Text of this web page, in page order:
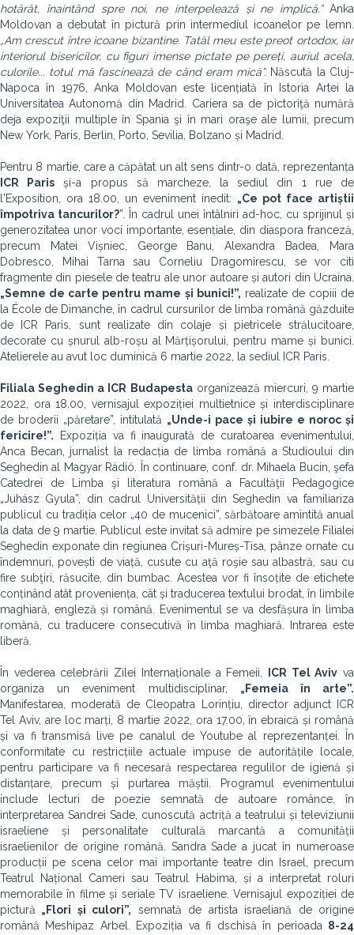
hotărât, înaintând spre noi, ne interpelează și ne implică.”Anka
Moldovan a debutat în pictură prin intermediul icoanelor pe lemn.
„Am crescut între icoane bizantine. Tatăl meu este preot ortodox, iar
interiorul bisericilor, cu figuri imense pictate pe pereți, auriul acela,
culorile... totul mă fascinează de când eram mică”. Născută la Cluj-
Napoca în 1976, Anka Moldovan este licențiată în Istoria Artei la
Universitatea Autonomă din Madrid. Cariera sa de pictoriţă numără
deja expoziţii multiple în Spania şi în mari oraşe ale lumii, precum
New York, Paris, Berlin, Porto, Sevilia, Bolzano și Madrid.
Pentru 8 martie, care a căpătat un alt sens dintr-o dată, reprezentanța
ICR Paris și-a propus să marcheze, la sediul din 1 rue de
l'Exposition, ora 18.00, un eveniment inedit: „Ce pot face artiștii
împotriva tancurilor?”. În cadrul unei întâlniri ad-hoc, cu sprijinul și
generozitatea unor voci importante, esențiale, din diaspora franceză,
precum Matei Vișniec, George Banu, Alexandra Badea, Mara
Dobresco, Mihai Tarna sau Corneliu Dragomirescu, se vor citi
fragmente din piesele de teatru ale unor autoare și autori din Ucraina.
„Semne de carte pentru mame și bunici!”, realizate de copiii de
la École de Dimanche, în cadrul cursurilor de limba română găzduite
de ICR Paris, sunt realizate din colaje și pietricele strălucitoare,
decorate cu șnurul alb-roșu al Mărțișorului, pentru mame și bunici.
Atelierele au avut loc duminică 6 martie 2022, la sediul ICR Paris.
Filiala Seghedin a ICR Budapestaorganizează miercuri, 9 martie
2022, ora 18.00, vernisajul expoziției multietnice și interdisciplinare
de broderii „păretare”, intitulată „Unde-i pace și iubire e noroc și
fericire!”. Expoziția va fi inaugurată de curatoarea evenimentului,
Anca Becan, jurnalist la redacția de limba română a Studioului din
Seghedin al Magyar Rádió. În continuare, conf. dr. Mihaela Bucin, şefa
Catedrei de Limba şi literatura română a Facultăţii Pedagogice
„Juhász Gyula”, din cadrul Universității din Seghedin va familiariza
publicul cu tradiția celor „40 de mucenici”, sărbătoare amintită anual
la data de 9 martie. Publicul este invitat să admire pe simezele Filialei
Seghedin exponate din regiunea Crișuri-Mureș-Tisa, pânze ornate cu
îndemnuri, povești de viață, cusute cu aţă roşie sau albastră, sau cu
fire subţiri, răsucite, din bumbac. Acestea vor fi însoțite de etichete
conținând atât proveniența, cât și traducerea textului brodat, în limbile
maghiară, engleză și română. Evenimentul se va desfășura în limba
română, cu traducere consecutivă în limba maghiară. Intrarea este
liberă.
În vederea celebrării Zilei Internaționale a Femeii, ICR Tel Aviv va
organiza un eveniment multidisciplinar, „Femeia în arte”.
Manifestarea, moderată de Cleopatra Lorințiu, director adjunct ICR
Tel Aviv, are loc marți, 8 martie 2022, ora 17.00, în ebraică și română
și va fi transmisă live pe canalul de Youtube al reprezentanței. În
conformitate cu restricțiile actuale impuse de autoritățile locale,
pentru participare va fi necesară respectarea regulilor de igienă și
distanțare, precum și purtarea măștii. Programul evenimentului
include lecturi de poezie semnată de autoare românce, în
interpretarea Sandrei Sade, cunoscută actriță a teatrului și televiziunii
israeliene și personalitate culturală marcantă a comunității
israelienilor de origine română. Sandra Sade a jucat în numeroase
producții pe scena celor mai importante teatre din Israel, precum
Teatrul Național Cameri sau Teatrul Habima, și a interpretat roluri
memorabile în filme și seriale TV israeliene. Vernisajul expoziției de
pictură „Flori și culori”, semnată de artista israeliană de origine
română Meshipaz Arbel. Expoziția va fi dschisă în perioada 8-24